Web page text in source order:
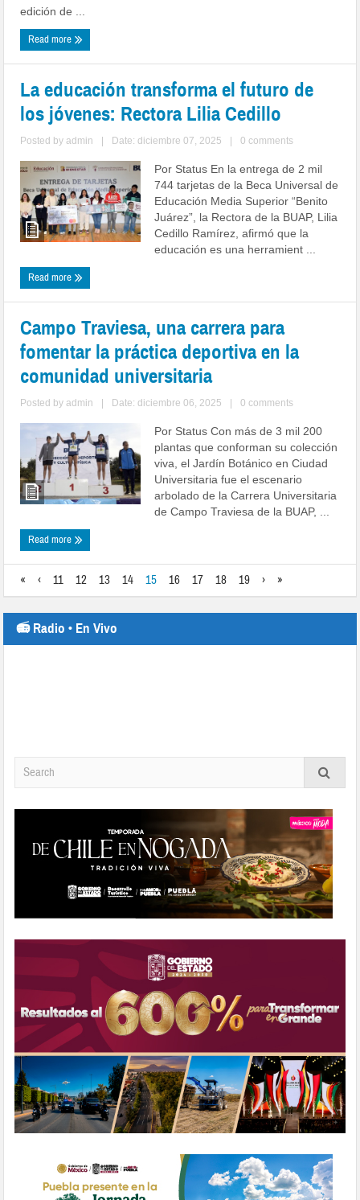
edición de ...
Read more
La educación transforma el futuro de
los jóvenes: Rectora Lilia Cedillo
Posted byadmin Date: diciembre 07, 2025 0 comments
Por Status En la entrega de 2 mil
744 tarjetas de la Beca Universal de
Educación Media Superior “Benito
Juárez”, la Rectora de la BUAP, Lilia
Cedillo Ramírez, afirmó que la
educación es una herramient ...
Read more
Campo Traviesa, una carrera para
fomentar la práctica deportiva en la
comunidad universitaria
Posted byadmin Date: diciembre 06, 2025 0 comments
Por Status Con más de 3 mil 200
plantas que conforman su colección
viva, el Jardín Botánico en Ciudad
Universitaria fue el escenario
arbolado de la Carrera Universitaria
de Campo Traviesa de la BUAP, ...
Read more
« ‹ 11 12 13 14 15 16 17 18 19 › »
📻 Radio • En Vivo